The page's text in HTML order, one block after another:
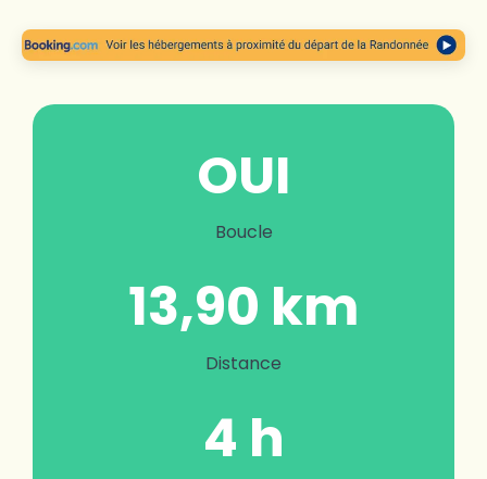
OUI
Boucle
13,90 km
Distance
4 h